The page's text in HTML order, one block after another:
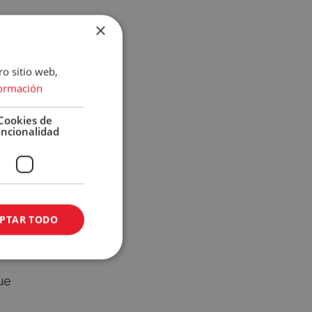
de
×
sitio web,
de
TODO